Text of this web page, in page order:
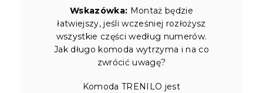
Wskazówka: Montaż będzie
łatwiejszy, jeśli wcześniej rozłożysz
wszystkie części według numerów.
Jak długo komoda wytrzyma i na co
zwrócić uwagę?
Komoda TRENILO jest